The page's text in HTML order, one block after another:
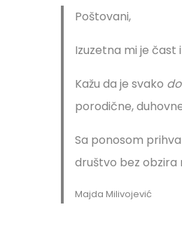
Poštovani,
Izuzetna mi je čast
Kažu da je svako
porodične,
Sa ponosom
društvo bez obzira
Majda Milivojević